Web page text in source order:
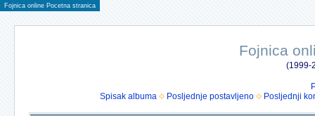
Fojnica online Pocetna stranica
Fojnica
(1999-
Spisak albuma
Posljednje postavljeno Posljednji